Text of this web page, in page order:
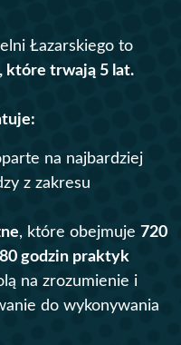
Łazarskiego to
które trwają 5 lat.
na najbardziej
z zakresu
, które obejmuje 720
godzin praktyk
na zrozumienie i
do wykonywania